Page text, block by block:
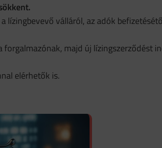
válláról, az adók
forgalmazónak, majd új lízingszerződést
elérhetők is.